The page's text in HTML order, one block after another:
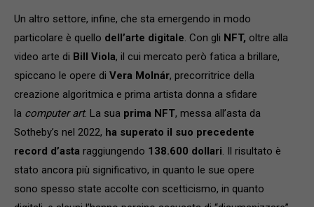
Un altro settore, infine, che sta emergendo in modo
particolare è quello dell’arte digitale. Con gli NFT, oltre alla
video arte di Bill Viola, il cui mercato però fatica a brillare,
spiccano le opere di Vera Molnár, precorritrice della
creazione algoritmica e prima artista donna a sfidare
la computer art. La sua prima NFT, messa all’asta da
Sotheby’s nel 2022, ha superato il suo precedente
record d’asta raggiungendo 138.600 dollari. Il risultato è
stato ancora più significativo, in quanto le sue opere
sono spesso state accolte con scetticismo, in quanto